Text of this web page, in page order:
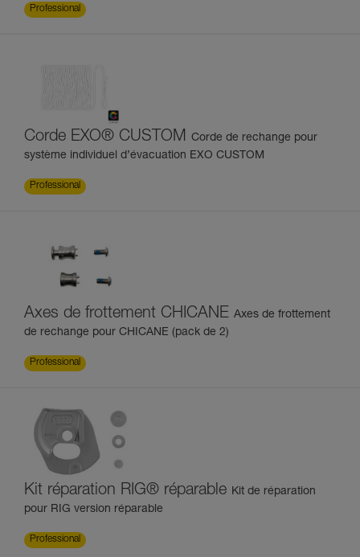
Professional
Corde EXO® CUSTOM Corde de rechange pour
système individuel d’évacuation EXO CUSTOM
Professional
Axes de frottement CHICANE Axes de frottement
de rechange pour CHICANE (pack de 2)
Professional
Kit réparation RIG® réparable Kit de réparation
pour RIG version réparable
Professional